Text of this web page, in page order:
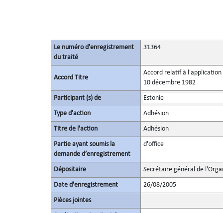
Le numéro d'enregistrement
du traité
31364
Accord Titre
Accord relatif à l'application
10 décembre 1982
Participant (s) de Estonie
Type d'action Adhésion
Titre de l'action Adhésion
Partie ayant soumis la
demande d’enregistrement
d'office
Dépositaire Secrétaire général de
Date d'enregistrement 26/08/2005
Pièces jointes